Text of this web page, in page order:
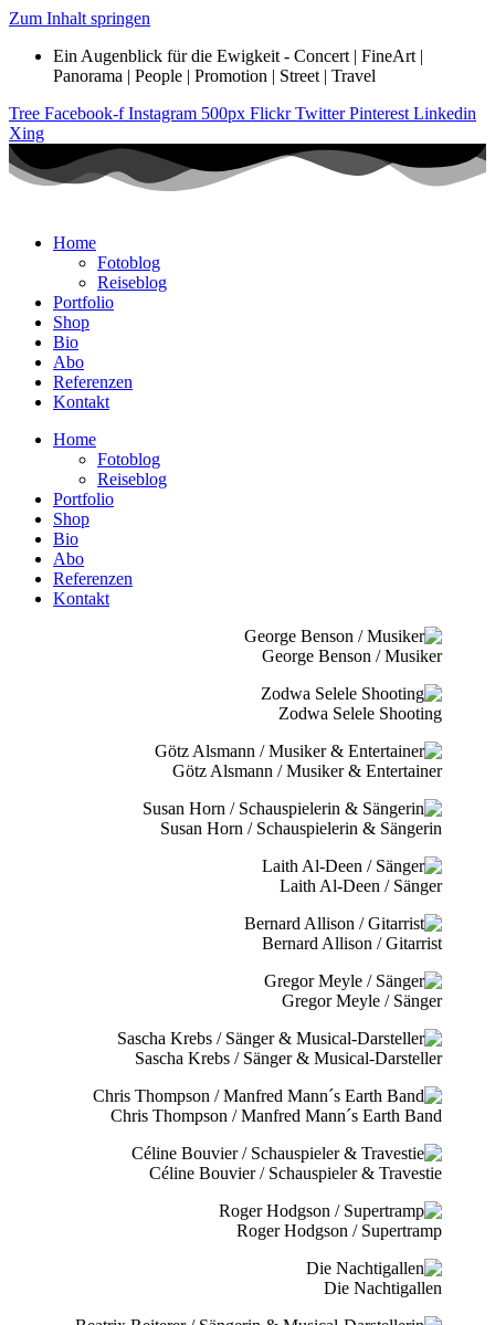
Zum Inhalt springen
Ein Augenblick für die Ewigkeit - Concert | FineArt |
Panorama | People | Promotion | Street | Travel
Tree Facebook-f Instagram 500px Flickr Twitter Pinterest Linkedin
Xing
Home
Fotoblog
Reiseblog
Portfolio
Shop
Bio
Abo
Referenzen
Kontakt
Home
Fotoblog
Reiseblog
Portfolio
Shop
Bio
Abo
Referenzen
Kontakt
George Benson / Musiker
Zodwa Selele Shooting
Götz Alsmann / Musiker & Entertainer
Susan Horn / Schauspielerin & Sängerin
Laith Al-Deen / Sänger
Bernard Allison / Gitarrist
Gregor Meyle / Sänger
Sascha Krebs / Sänger & Musical-Darsteller
Chris Thompson / Manfred Mann´s Earth Band
Céline Bouvier / Schauspieler & Travestie
Roger Hodgson / Supertramp
Die Nachtigallen